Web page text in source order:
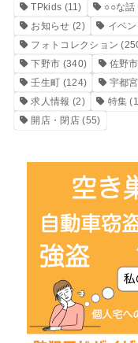
TPkids (11) ○○な話
お知らせ (2) イベン
フォトコレクション
下野市 (340) 佐野市
壬生町 (124) 宇都
求人情報 (2) 特集
開店・閉店(55)